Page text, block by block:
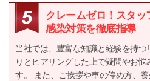
クレームゼロ！スタッ
感染対策を徹底指導
当社では、豊富な知識と経験を持
りとヒアリングした上で疑問やお
す。 また、ご挨拶や車の停め方、